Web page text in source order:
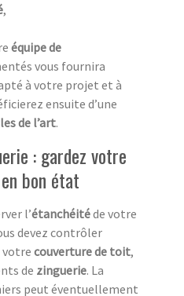
,
équipe de
vous fournira
à votre projet et à
ensuite d’une
de l’art.
: gardez votre
bon état
l’étanchéitéde votre
devez contrôler
votre couverture de toit,
de zinguerie. La
peut éventuellement